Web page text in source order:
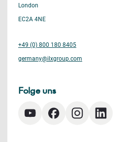
London
EC2A 4NE
+49 (0) 800 180 8405
germany@ilxgroup.com
Folge uns